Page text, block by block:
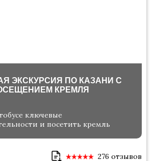
ЭКСКУРСИЯ ПО КАЗАНИ С
КРЕМЛЯ
ключевые
и посетить кремль
276 отзывов